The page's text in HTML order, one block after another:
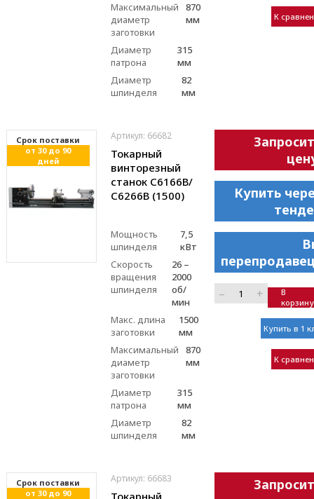
Максимальный
диаметр
заготовки
870
мм
Диаметр
патрона
315
мм
Диаметр
шпинделя
82
мм
К
Cрок поставки
от 30 до 90
дней
Артикул: 66682
Токарный
винторезный
станок С6166В/
С6266В (1500)
Мощность
шпинделя
7,5
кВт
Скорость
вращения
шпинделя
26 –
2000
об/
мин
Макс. длина
заготовки
1500
мм
Максимальный
диаметр
заготовки
870
мм
Диаметр
патрона
315
мм
Диаметр
шпинделя
82
мм
Купить
– +
В
корзину
Купить в 1
К
Cрок поставки
от 30 до 90
Артикул: 66683
Токарный